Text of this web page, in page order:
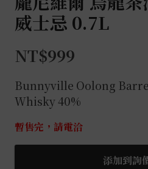
威士忌 0.7L
NT$999
Bunnyville Oolong
Whisky 40%
暫售完，請電洽
添加到詢